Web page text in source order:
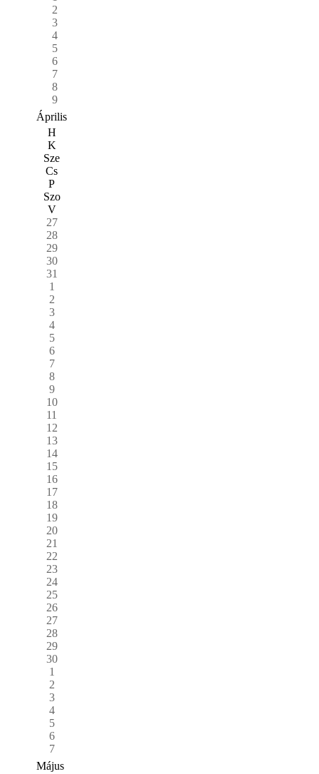
2
3
4
5
6
7
8
9
Április
H
K
Sze
Cs
P
Szo
V
27
28
29
30
31
1
2
3
4
5
6
7
8
9
10
11
12
13
14
15
16
17
18
19
20
21
22
23
24
25
26
27
28
29
30
1
2
3
4
5
6
7
Május